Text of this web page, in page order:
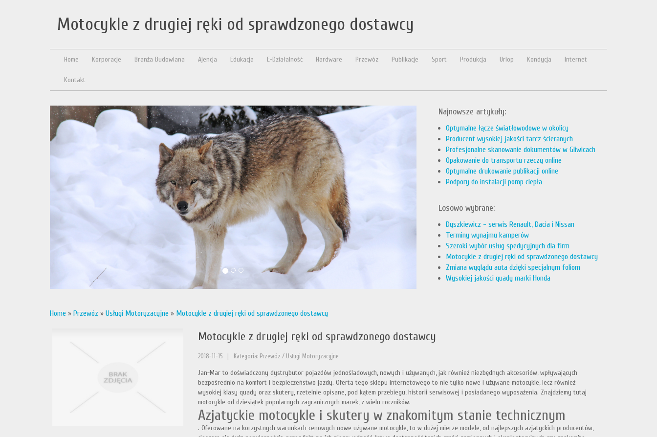
Motocykle z drugiej ręki od sprawdzonego dostawcy
Home Korporacje Branża Budowlana Ajencja Edukacja E-Działalność Hardware Przewóz Publikacje Sport Produkcja Urlop Kondycja Internet
Kontakt
Najnowsze artykuły:
Optymalne łącze światłowodowe w okolicy
Producent wysokiej jakości tarcz ścieranych
Profesjonalne skanowanie dokumentów w Gliwicach
Opakowanie do transportu rzeczy online
Optymalne drukowanie publikacji online
Podpory do instalacji pomp ciepła
Losowo wybrane:
Dyszkiewicz - serwis Renault, Dacia i Nissan
Terminy wynajmu kamperów
Szeroki wybór usług spedycyjnych dla firm
Motocykle z drugiej ręki od sprawdzonego dostawcy
Zmiana wyglądu auta dzięki specjalnym foliom
Wysokiej jakości quady marki Honda
Home » Przewóz » Usługi Motoryzacyjne » Motocykle z drugiej ręki od sprawdzonego dostawcy
Motocykle z drugiej ręki od sprawdzonego dostawcy
2018-11-15 Kategoria: Przewóz / Usługi Motoryzacyjne
Jan-Mar to doświadczony dystrybutor pojazdów jednośladowych, nowych i używanych, jak również niezbędnych akcesoriów, wpływających
bezpośrednio na komfort i bezpieczeństwo jazdy. Oferta tego sklepu internetowego to nie tylko nowe i używane motocykle, lecz również
wysokiej klasy quady oraz skutery, rzetelnie opisane, pod kątem przebiegu, historii serwisowej i posiadanego wyposażenia. Znajdziemy tutaj
motocykle od dziesiątek popularnych zagranicznych marek, z wielu roczników.
Azjatyckie motocykle i skutery w znakomitym stanie technicznym
. Oferowane na korzystnych warunkach cenowych nowe używane motocykle, to w dużej mierze modele, od najlepszych azjatyckich producentów,